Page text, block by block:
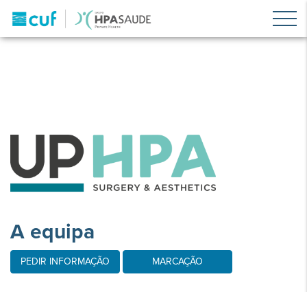
A equipa
PEDIR INFORMAÇÃO MARCAÇÃO